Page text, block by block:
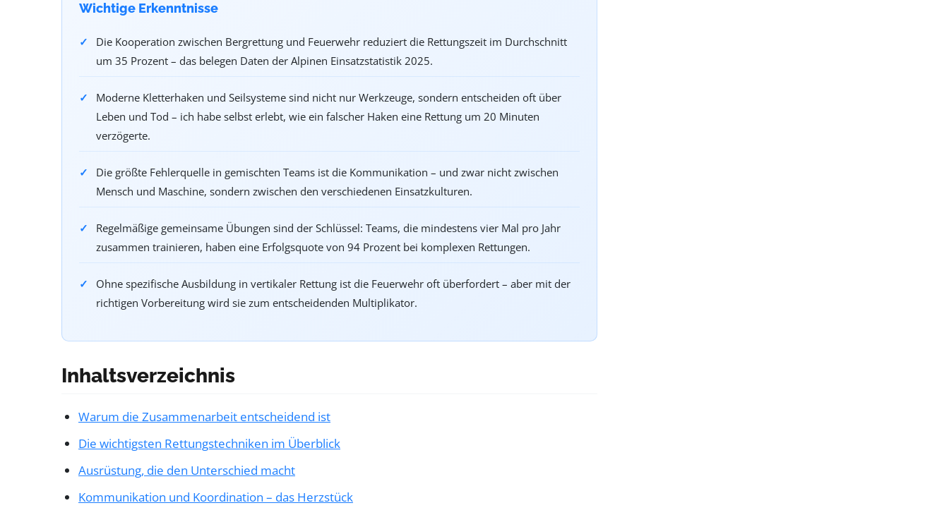
Wichtige Erkenntnisse
Die Kooperation zwischen Bergrettung und Feuerwehr reduziert die Rettungszeit im Durchschnitt
um 35 Prozent – das belegen Daten der Alpinen Einsatzstatistik 2025.
Moderne Kletterhaken und Seilsysteme sind nicht nur Werkzeuge, sondern entscheiden oft über
Leben und Tod – ich habe selbst erlebt, wie ein falscher Haken eine Rettung um 20 Minuten
verzögerte.
Die größte Fehlerquelle in gemischten Teams ist die Kommunikation – und zwar nicht zwischen
Mensch und Maschine, sondern zwischen den verschiedenen Einsatzkulturen.
Regelmäßige gemeinsame Übungen sind der Schlüssel: Teams, die mindestens vier Mal pro Jahr
zusammen trainieren, haben eine Erfolgsquote von 94 Prozent bei komplexen Rettungen.
Ohne spezifische Ausbildung in vertikaler Rettung ist die Feuerwehr oft überfordert – aber mit der
richtigen Vorbereitung wird sie zum entscheidenden Multiplikator.
Inhaltsverzeichnis
Warum die Zusammenarbeit entscheidend ist
Die wichtigsten Rettungstechniken im Überblick
Ausrüstung, die den Unterschied macht
Kommunikation und Koordination – das Herzstück